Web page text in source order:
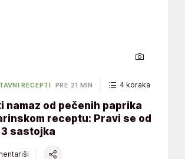
RECEPTI PRE 21 MIN 4 koraka
namaz od pečenih paprika
receptu: Pravi se od
3 sastojka